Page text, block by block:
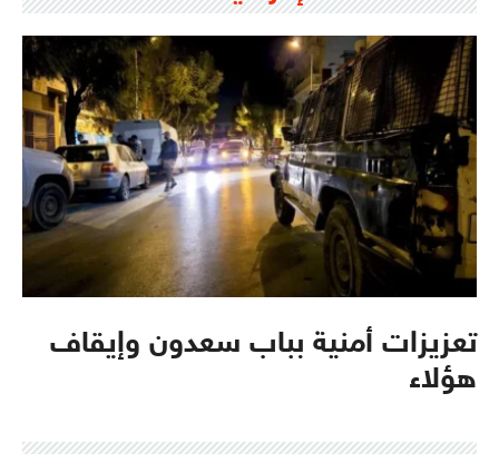
تعزيزات أمنية بباب سعدون وإيقاف
هؤلاء